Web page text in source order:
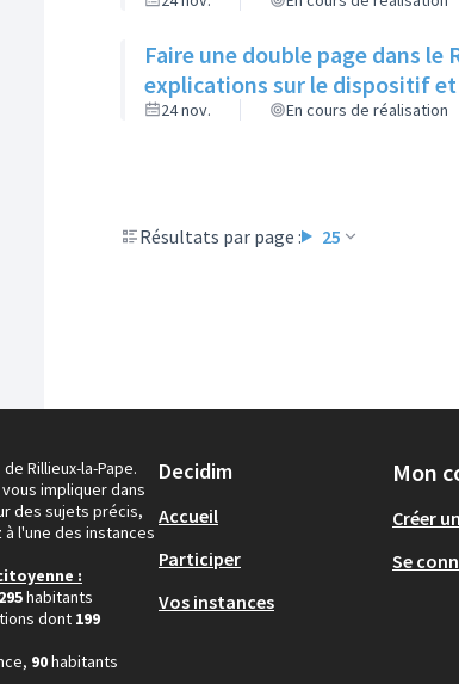
Faire une double page dans
explications sur le dispositif
24 nov. En cours de réalisation
Résultats par page : 25
Rillieux-la-Pape.
impliquer dans
des sujets précis,
l'une des instances
:
295habitants
dont 199
90habitants
Decidim
Accueil
Participer
Vos instances
Mon
Créer
Se